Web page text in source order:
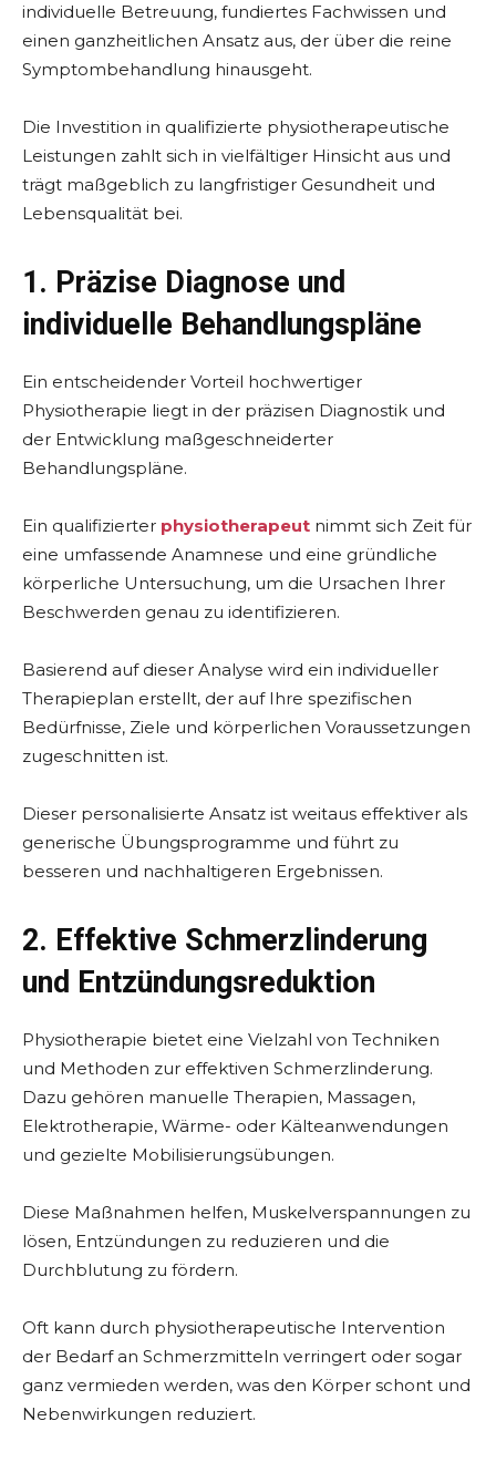
individuelle Betreuung, fundiertes Fachwissen und
einen ganzheitlichen Ansatz aus, der über die reine
Symptombehandlung hinausgeht.
Die Investition in qualifizierte physiotherapeutische
Leistungen zahlt sich in vielfältiger Hinsicht aus und
trägt maßgeblich zu langfristiger Gesundheit und
Lebensqualität bei.
1. Präzise Diagnose und
individuelle Behandlungspläne
Ein entscheidender Vorteil hochwertiger
Physiotherapie liegt in der präzisen Diagnostik und
der Entwicklung maßgeschneiderter
Behandlungspläne.
Ein qualifizierter physiotherapeut nimmt sich Zeit für
eine umfassende Anamnese und eine gründliche
körperliche Untersuchung, um die Ursachen Ihrer
Beschwerden genau zu identifizieren.
Basierend auf dieser Analyse wird ein individueller
Therapieplan erstellt, der auf Ihre spezifischen
Bedürfnisse, Ziele und körperlichen Voraussetzungen
zugeschnitten ist.
Dieser personalisierte Ansatz ist weitaus effektiver als
generische Übungsprogramme und führt zu
besseren und nachhaltigeren Ergebnissen.
2. Effektive Schmerzlinderung
und Entzündungsreduktion
Physiotherapie bietet eine Vielzahl von Techniken
und Methoden zur effektiven Schmerzlinderung.
Dazu gehören manuelle Therapien, Massagen,
Elektrotherapie, Wärme- oder Kälteanwendungen
und gezielte Mobilisierungsübungen.
Diese Maßnahmen helfen, Muskelverspannungen zu
lösen, Entzündungen zu reduzieren und die
Durchblutung zu fördern.
Oft kann durch physiotherapeutische Intervention
der Bedarf an Schmerzmitteln verringert oder sogar
ganz vermieden werden, was den Körper schont und
Nebenwirkungen reduziert.